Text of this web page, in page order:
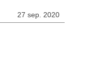
27 sep. 2020